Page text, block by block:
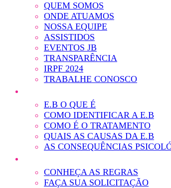
QUEM SOMOS
ONDE ATUAMOS
NOSSA EQUIPE
ASSISTIDOS
EVENTOS JB
TRANSPARÊNCIA
IRPF 2024
TRABALHE CONOSCO
E.B O QUE É
COMO IDENTIFICAR A E.B
COMO É O TRATAMENTO
QUAIS AS CAUSAS DA E.B
AS CONSEQUÊNCIAS
CONHEÇA AS REGRAS
FAÇA SUA SOLICITAÇÃO